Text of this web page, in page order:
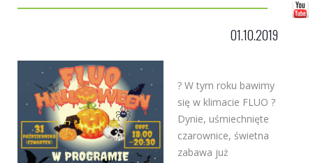
01.10.2019
? W tym roku bawimy
się w klimacie FLUO ?
Dynie, uśmiechnięte
czarownice, świetna
zabawa już